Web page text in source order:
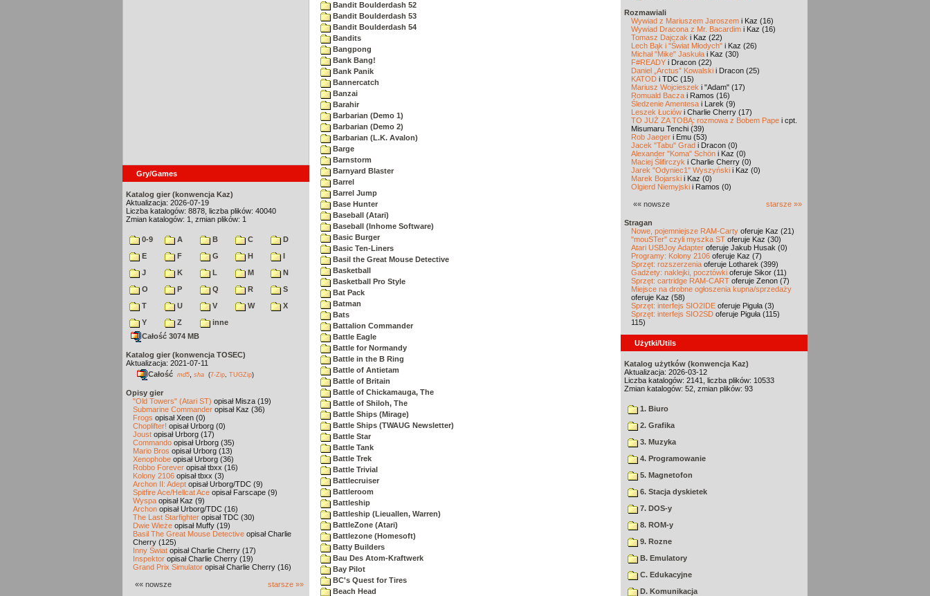
Gry/Games
Katalog gier (konwencja Kaz)
Aktualizacja: 2026-07-19
Liczba katalogów: 8878, liczba plików: 40040
Zmian katalogów: 1, zmian plików: 1
0-9 A B C
D
E
F G H
I
J
K L M
N
O
P Q R
S
T
U V W
X
Y
Z
inne
Całość 3074 MB
Katalog gier (konwencja TOSEC)
Aktualizacja: 2021-07-11
Całość md5 sha (7-Zip TUGZip)
Opisy gier
"Old Towers" (Atari ST) opisał Misza (19)
Submarine Commander opisał Kaz (36)
Frogs opisał Xeen (0)
Choplifter! opisał Urborg (0)
Joust opisał Urborg (17)
Commando opisał Urborg (35)
Mario Bros opisał Urborg (13)
Xenophobe opisał Urborg (36)
Robbo Forever opisał tbxx (16)
Kolony 2106 opisał tbxx (3)
Archon II: Adept opisał Urborg/TDC (9)
Spitfire Ace/Hellcat Ace opisał Farscape (9)
Wyspa opisał Kaz (9)
Archon opisał Urborg/TDC (16)
The Last Starfighter opisał TDC (30)
Dwie Wieże opisał Muffy (19)
Basil The Great Mouse Detective opisał Charlie
Cherry (125)
Inny Świat opisał Charlie Cherry (17)
Inspektor opisał Charlie Cherry (19)
Grand Prix Simulator opisał Charlie Cherry (16)
«« nowsze starsze »»
Bandit Boulderdash 52
Bandit Boulderdash 53
Bandit Boulderdash 54
Bandits
Bangpong
Bank Bang!
Bank Panik
Bannercatch
Banzai
Barahir
Barbarian (Demo 1)
Barbarian (Demo 2)
Barbarian (L.K. Avalon)
Barge
Barnstorm
Barnyard Blaster
Barrel
Barrel Jump
Base Hunter
Baseball (Atari)
Baseball (Inhome Software)
Basic Burger
Basic Ten-Liners
Basil the Great Mouse Detective
Basketball
Basketball Pro Style
Bat Pack
Batman
Bats
Battalion Commander
Battle Eagle
Battle for Normandy
Battle in the B Ring
Battle of Antietam
Battle of Britain
Battle of Chickamauga, The
Battle of Shiloh, The
Battle Ships (Mirage)
Battle Ships (TWAUG Newsletter)
Battle Star
Battle Tank
Battle Trek
Battle Trivial
Battlecruiser
Battleroom
Battleship
Battleship (Lieuallen, Warren)
BattleZone (Atari)
Battlezone (Homesoft)
Batty Builders
Bau Des Atom-Kraftwerk
Bay Pilot
BC's Quest for Tires
Beach Head
Rozmawiali
Wywiad z Mariuszem Jaroszem i Kaz (16)
Wywiad Dracona z Mr. Bacardim i Kaz (16)
Tomasz Dajczak i Kaz (22)
Lech Bąk i "Świat Młodych" i Kaz (26)
Michał "Mike" Jaskuła i Kaz (30)
F#READY i Dracon (22)
Daniel „Arctus” Kowalski i Dracon (25)
KATOD i TDC (15)
Mariusz Wojcieszek i "Adam" (17)
Romuald Bacza i Ramos (16)
Śledzenie Amentesa i Larek (9)
Leszek Łuciów i Charlie Cherry (17)
TO JUŻ ZA TOBĄ: rozmowa z Bobem Pape i cpt.
Misumaru Tenchi (39)
Rob Jaeger i Emu (53)
Jacek "Tabu" Grad i Dracon (0)
Alexander "Koma" Schön i Kaz (0)
Maciej Ślifirczyk i Charlie Cherry (0)
Jarek "Odyniec1" Wyszyński i Kaz (0)
Marek Bojarski i Kaz (0)
Olgierd Niemyjski i Ramos (0)
«« nowsze starsze »»
Stragan
Nowe, pojemniejsze RAM-Carty oferuje Kaz (21)
"mouSTer" czyli myszka ST oferuje Kaz (30)
Atari USBJoy Adapter oferuje Jakub Husak (0)
Programy: Kolony 2106 oferuje Kaz (7)
Sprzęt: rozszerzenia oferuje Lotharek (399)
Gadżety: naklejki, pocztówki oferuje Sikor (11)
Sprzęt: cartridge RAM-CART oferuje Zenon (7)
Miejsce na drobne ogłoszenia kupna/sprzedaży
oferuje Kaz (58)
Sprzęt: interfejs SIO2IDE oferuje Piguła (3)
Sprzęt: interfejs SIO2SD oferuje Piguła (115)
115)
Użytki/Utils
Katalog użytków (konwencja Kaz)
Aktualizacja: 2026-03-12
Liczba katalogów: 2141, liczba plików: 10533
Zmian katalogów: 52, zmian plików: 93
1. Biuro
2. Grafika
3. Muzyka
4. Programowanie
5. Magnetofon
6. Stacja dyskietek
7. DOS-y
8. ROM-y
9. Rozne
B. Emulatory
C. Edukacyjne
D. Komunikacja